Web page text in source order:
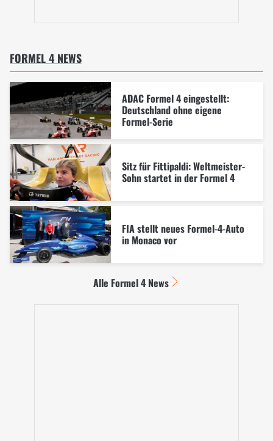
FORMEL 4 NEWS
ADAC Formel 4 eingestellt:
Deutschland ohne eigene
Formel-Serie
Sitz für Fittipaldi: Weltmeister-
Sohn startet in der Formel 4
FIA stellt neues Formel-4-Auto
in Monaco vor
Alle Formel 4 News